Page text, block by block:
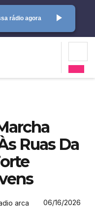
rádio agora play_arrow
Ruas Da
arca 06/16/2026